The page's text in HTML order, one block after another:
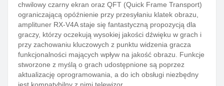
chwilowy czarny ekran oraz QFT (Quick Frame Transport)
ograniczającą opóźnienie przy przesyłaniu klatek obrazu,
amplituner RX-V4A staje się fantastyczną propozycją dla
graczy, którzy oczekują wysokiej jakości dźwięku w grach i
przy zachowaniu kluczowych z punktu widzenia gracza
funkcjonalności mających wpływ na jakość obrazu. Funkcje
stworzone z myślą o grach udostępnione są poprzez
aktualizację oprogramowania, a do ich obsługi niezbędny